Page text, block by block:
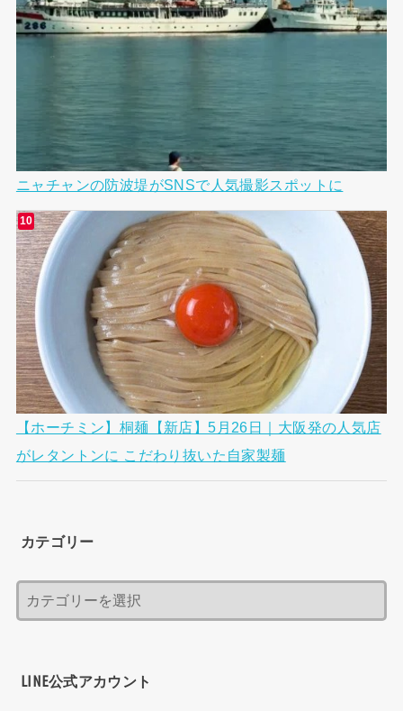
ニャチャンの防波堤がSNSで人気撮影スポットに
【ホーチミン】桐麺【新店】5月26日｜大阪発の人気店
がレタントンに こだわり抜いた自家製麺
カテゴリー
LINE公式アカウント